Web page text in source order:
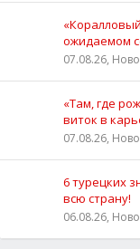
ожидаемом
07.08.26,
«Там, где
виток в
07.08.26,
6 турецких
всю страну!
06.08.26,